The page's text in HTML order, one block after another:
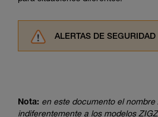
ALERTAS DE SEGURIDAD
comprender este
Nota: en este documento el nombre
indiferentemente a los modelos